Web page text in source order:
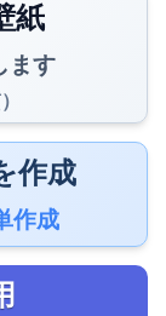
紙
ます
作成
作成